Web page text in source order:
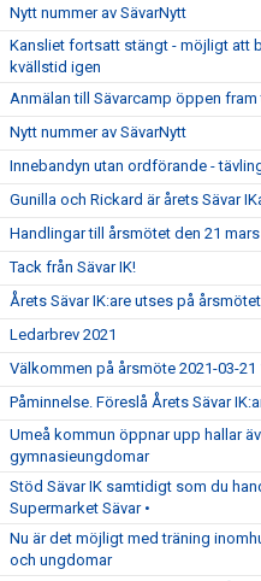
Nytt nummer av SävarNytt
Kansliet fortsatt stängt - möjligt att
kvällstid igen
Anmälan till Sävarcamp öppen fram
Nytt nummer av SävarNytt
Innebandyn utan ordförande -
Gunilla och Rickard är årets Sävar
Handlingar till årsmötet den 21 mars
Tack från Sävar IK!
Årets Sävar IK:are utses på
Ledarbrev 2021
Välkommen på årsmöte 2021-03-21
Påminnelse. Föreslå Årets Sävar
Umeå kommun öppnar upp hallar
gymnasieungdomar
Stöd Sävar IK samtidigt som du
Supermarket Sävar •
Nu är det möjligt med träning
och ungdomar